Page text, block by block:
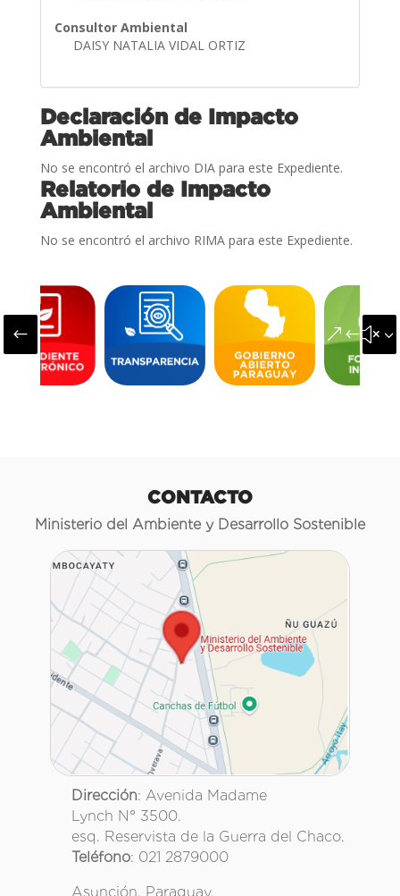
Consultor Ambiental
DAISY NATALIA VIDAL ORTIZ
Declaración de Impacto
Ambiental
No se encontró el archivo DIA para este Expediente.
Relatorio de Impacto
Ambiental
No se encontró el archivo RIMA para este Expediente.
#
CONTACTO
Ministerio del Ambiente y Desarrollo Sostenible
Dirección: Avenida Madame
Lynch N° 3500.
esq. Reservista de la Guerra del Chaco.
Teléfono: 021 2879000
Asunción, Paraguay.